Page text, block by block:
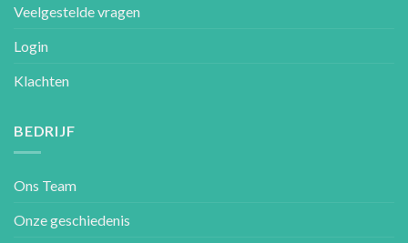
Veelgestelde vragen
Login
Klachten
BEDRIJF
Ons Team
Onze geschiedenis